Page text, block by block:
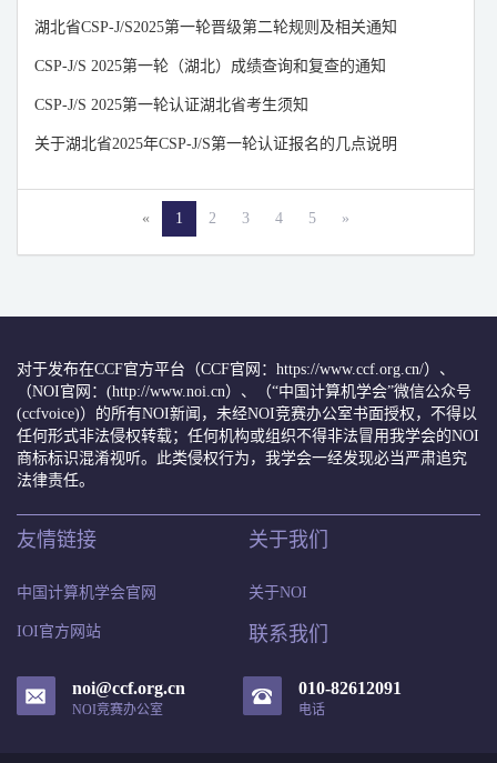
湖北省CSP-J/S2025第一轮晋级第二轮规则及相关通知
CSP-J/S 2025第一轮（湖北）成绩查询和复查的通知
CSP-J/S 2025第一轮认证湖北省考生须知
关于湖北省2025年CSP-J/S第一轮认证报名的几点说明
« 1 2 3 4 5 »
对于发布在CCF官方平台（CCF官网：https://www.ccf.org.cn/）、
（NOI官网：(http://www.noi.cn）、（“中国计算机学会”微信公众号
(ccfvoice)）的所有NOI新闻，未经NOI竞赛办公室书面授权，不得以
任何形式非法侵权转载；任何机构或组织不得非法冒用我学会的NOI
商标标识混淆视听。此类侵权行为，我学会一经发现必当严肃追究
法律责任。
友情链接
中国计算机学会官网
IOI官方网站
关于我们
关于NOI
联系我们
noi@ccf.org.cn
NOI竞赛办公室
010-82612091
电话